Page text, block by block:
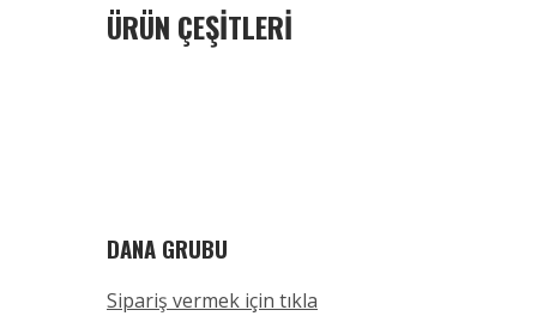
ÜRÜN ÇEŞİTLERİ
DANA GRUBU
Sipariş vermek için tıkla